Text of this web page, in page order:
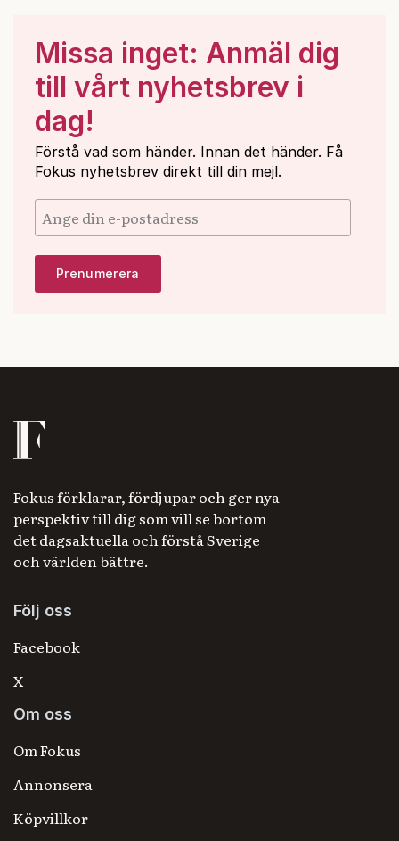
Missa inget: Anmäl dig
till vårt nyhetsbrev i
dag!
Förstå vad som händer. Innan det händer. Få
Fokus nyhetsbrev direkt till din mejl.
Fokus förklarar, fördjupar och ger nya
perspektiv till dig som vill se bortom
det dagsaktuella och förstå Sverige
och världen bättre.
Följ oss
Facebook
X
Om oss
Om Fokus
Annonsera
Köpvillkor